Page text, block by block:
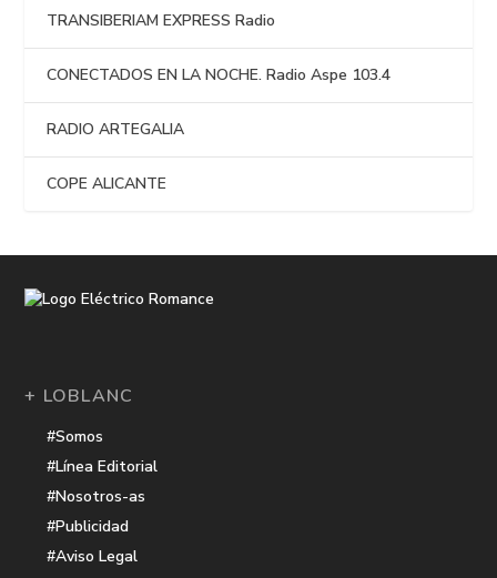
TRANSIBERIAM EXPRESS Radio
CONECTADOS EN LA NOCHE. Radio Aspe 103.4
RADIO ARTEGALIA
COPE ALICANTE
+ LOBLANC
#Somos
#Línea Editorial
#Nosotros-as
#Publicidad
#Aviso Legal